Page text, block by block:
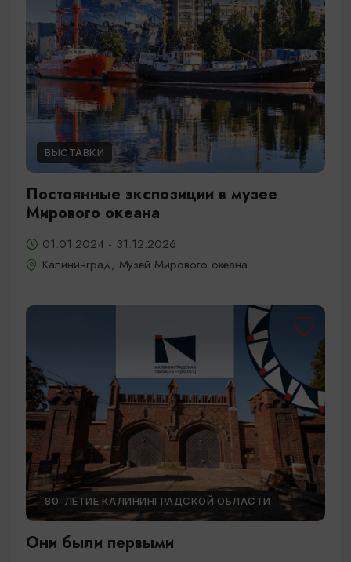
ВЫСТАВКИ
Постоянные экспозиции в музее
Мирового океана
01.01.2024 - 31.12.2026
Калининград, Музей Мирового океана
80-ЛЕТИЕ КАЛИНИНГРАДСКОЙ ОБЛАСТИ
Они были первыми